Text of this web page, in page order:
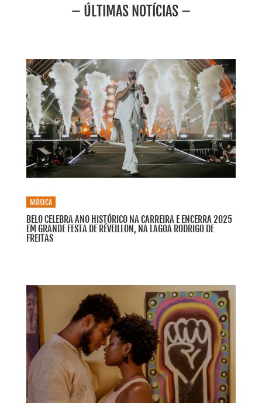
– ÚLTIMAS NOTÍCIAS –
MÚSICA
BELO CELEBRA ANO HISTÓRICO NA CARREIRA E ENCERRA 2025
EM GRANDE FESTA DE RÉVEILLON, NA LAGOA RODRIGO DE
FREITAS